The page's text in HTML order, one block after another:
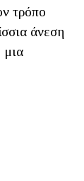
τρόπο
άνεση
μια